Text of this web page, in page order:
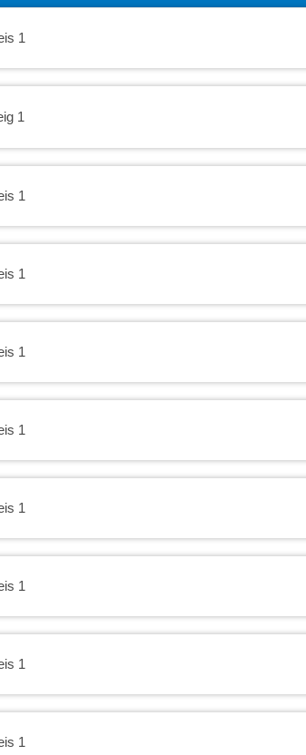
20:30
21:30
23:00
1
1
1
1
1
1
1
1
1
1